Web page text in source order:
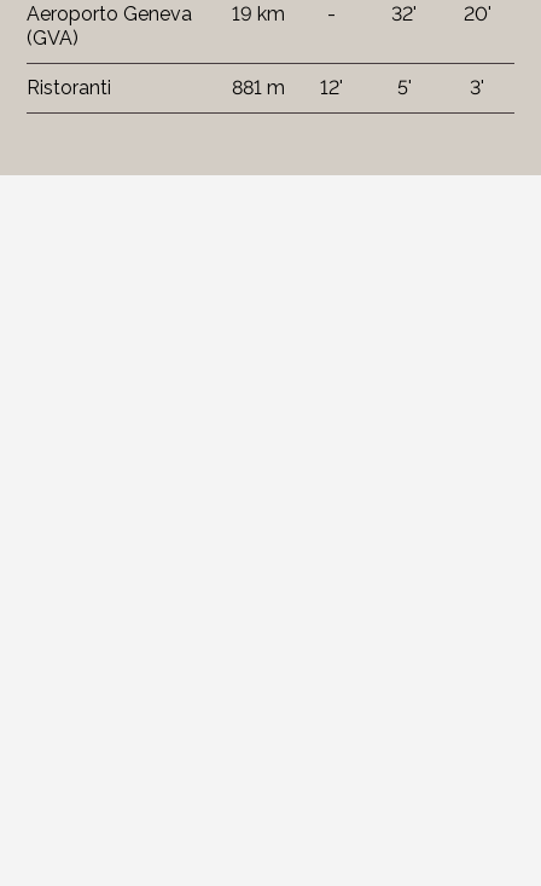
Aeroporto Geneva
(GVA)
19 km - 32' 20'
Ristoranti 881 m 12' 5' 3'